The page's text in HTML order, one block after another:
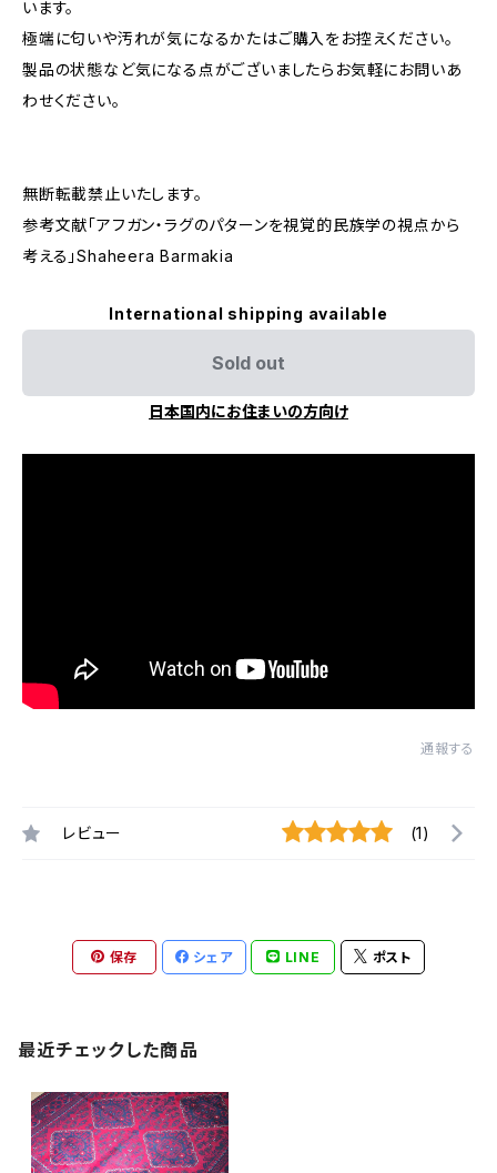
います。
極端に匂いや汚れが気になるかたはご購入をお控えください。
製品の状態など気になる点がございましたらお気軽にお問いあ
わせください。
無断転載禁止いたします。
参考文献「アフガン・ラグのパターンを視覚的民族学の視点から
考える」Shaheera Barmakia
International shipping available
Sold out
日本国内にお住まいの方向け
通報する
レビュー (1)
保存 シェア LINE ポスト
最近チェックした商品